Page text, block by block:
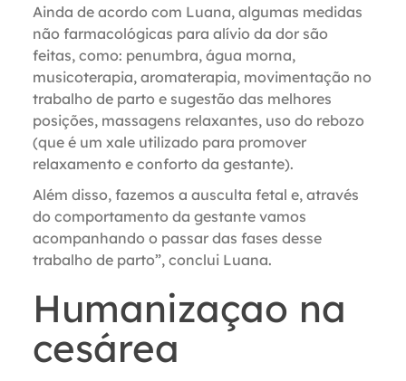
Ainda de acordo com Luana, algumas medidas
não farmacológicas para alívio da dor são
feitas, como: penumbra, água morna,
musicoterapia, aromaterapia, movimentação no
trabalho de parto e sugestão das melhores
posições, massagens relaxantes, uso do rebozo
(que é um xale utilizado para promover
relaxamento e conforto da gestante).
Além disso, fazemos a ausculta fetal e, através
do comportamento da gestante vamos
acompanhando o passar das fases desse
trabalho de parto”, conclui Luana.
Humanizaçao na
cesárea